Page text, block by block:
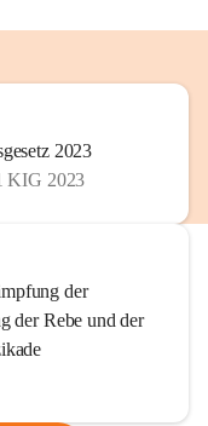
2023
KIG 2023
der
der Rebe und der